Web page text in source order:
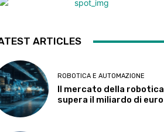
ARTICLES
ROBOTICA E AUTOMAZIONE
Il mercato della robotica
supera il miliardo di euro